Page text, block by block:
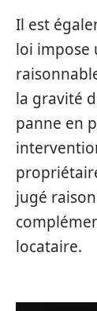
Il est
loi impose
la gravité
panne en
jugé
locataire.